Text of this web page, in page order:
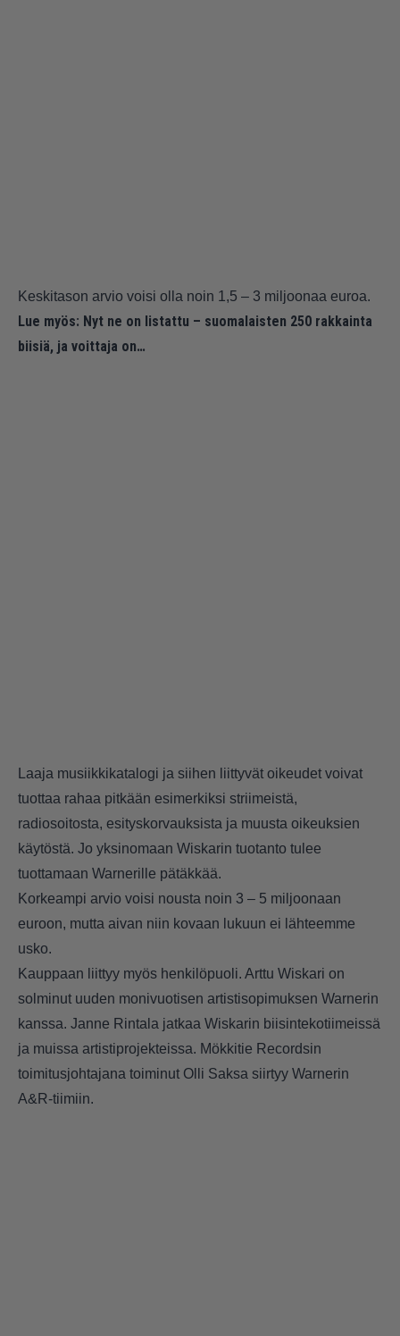
Keskitason arvio voisi olla noin 1,5 – 3 miljoonaa euroa.
Lue myös: Nyt ne on listattu – suomalaisten 250 rakkainta
biisiä, ja voittaja on…
Laaja musiikkikatalogi ja siihen liittyvät oikeudet voivat
tuottaa rahaa pitkään esimerkiksi striimeistä,
radiosoitosta, esityskorvauksista ja muusta oikeuksien
käytöstä. Jo yksinomaan Wiskarin tuotanto tulee
tuottamaan Warnerille pätäkkää.
Korkeampi arvio voisi nousta noin 3 – 5 miljoonaan
euroon, mutta aivan niin kovaan lukuun ei lähteemme
usko.
Kauppaan liittyy myös henkilöpuoli. Arttu Wiskari on
solminut uuden monivuotisen artistisopimuksen Warnerin
kanssa. Janne Rintala jatkaa Wiskarin biisintekotiimeissä
ja muissa artistiprojekteissa. Mökkitie Recordsin
toimitusjohtajana toiminut Olli Saksa siirtyy Warnerin
A&R-tiimiin.